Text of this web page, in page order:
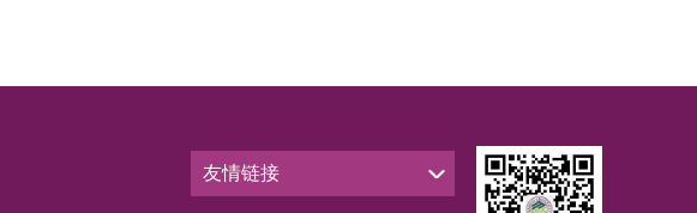
友情链接